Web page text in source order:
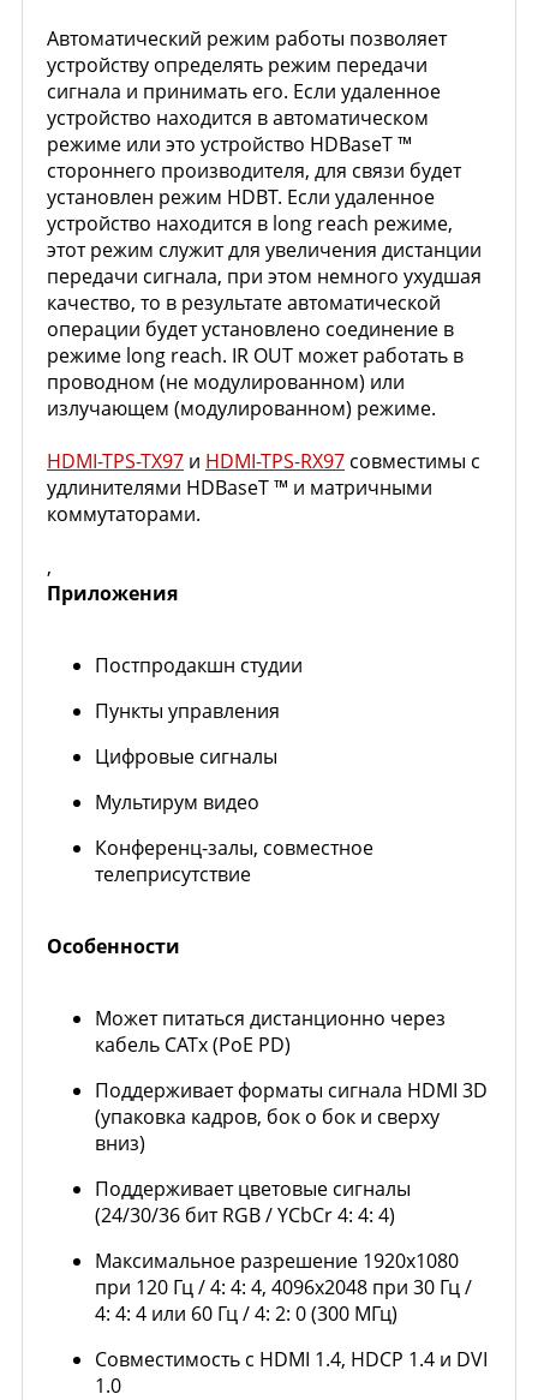
Автоматический режим работы позволяет
устройству определять режим передачи
сигнала и принимать его. Если удаленное
устройство находится в автоматическом
режиме или это устройство HDBaseT ™
стороннего производителя, для связи будет
установлен режим HDBT. Если удаленное
устройство находится в long reach режиме,
этот режим служит для увеличения дистанции
передачи сигнала, при этом немного ухудшая
качество, то в результате автоматической
операции будет установлено соединение в
режиме long reach. IR OUT может работать в
проводном (не модулированном) или
излучающем (модулированном) режиме.
HDMI-TPS-TX97 и HDMI-TPS-RX97 совместимы с
удлинителями HDBaseT ™ и матричными
коммутаторами.
,
Приложения
Постпродакшн студии
Пункты управления
Цифровые сигналы
Мультирум видео
Конференц-залы, совместное
телеприсутствие
Особенности
Может питаться дистанционно через
кабель CATx (PoE PD)
Поддерживает форматы сигнала HDMI 3D
(упаковка кадров, бок о бок и сверху
вниз)
Поддерживает цветовые сигналы
(24/30/36 бит RGB / YCbCr 4: 4: 4)
Максимальное разрешение 1920x1080
при 120 Гц / 4: 4: 4, 4096x2048 при 30 Гц /
4: 4: 4 или 60 Гц / 4: 2: 0 (300 МГц)
Совместимость с HDMI 1.4, HDCP 1.4 и DVI
1.0